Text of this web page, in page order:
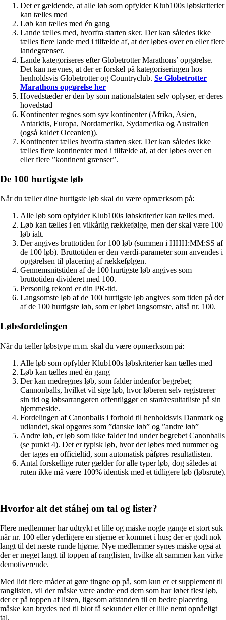
Det er gældende, at alle løb som opfylder Klub100s løbskriterier
kan tælles med
Løb kan tælles med én gang
Lande tælles med, hvorfra starten sker. Der kan således ikke
tælles flere lande med i tilfælde af, at der løbes over en eller flere
landegrænser.
Lande kategoriseres efter Globetrotter Marathons’ opgørelse.
Det kan nævnes, at der er forskel på kategoriseringen hos
henholdsvis Globetrotter og Countryclub. Se Globetrotter
Marathons opgørelse her
Hovedstæder er den by som nationalstaten selv oplyser, er deres
hovedstad
Kontinenter regnes som syv kontinenter (Afrika, Asien,
Antarktis, Europa, Nordamerika, Sydamerika og Australien
(også kaldet Oceanien)).
Kontinenter tælles hvorfra starten sker. Der kan således ikke
tælles flere kontinenter med i tilfælde af, at der løbes over en
eller flere ”kontinent grænser”.
De 100 hurtigste løb
Når du tæller dine hurtigste løb skal du være opmærksom på:
Alle løb som opfylder Klub100s løbskriterier kan tælles med.
Løb kan tælles i en vilkårlig rækkefølge, men der skal være 100
løb ialt.
Der angives bruttotiden for 100 løb (summen i HHH:MM:SS af
de 100 løb). Bruttotiden er den værdi-parameter som anvendes i
opgørelsen til placering af rækkefølgen.
Gennemsnitstiden af de 100 hurtigste løb angives som
bruttotiden divideret med 100.
Personlig rekord er din PR-tid.
Langsomste løb af de 100 hurtigste løb angives som tiden på det
af de 100 hurtigste løb, som er løbet langsomste, altså nr. 100.
Løbsfordelingen
Når du tæller løbstype m.m. skal du være opmærksom på:
Alle løb som opfylder Klub100s løbskriterier kan tælles med
Løb kan tælles med én gang
Der kan medregnes løb, som falder indenfor begrebet;
Cannonballs, hvilket vil sige løb, hvor løberen selv registrerer
sin tid og løbsarrangøren offentliggør en start/resultatliste på sin
hjemmeside.
Fordelingen af Canonballs i forhold til henholdsvis Danmark og
udlandet, skal opgøres som ”danske løb” og ”andre løb”
Andre løb, er løb som ikke falder ind under begrebet Canonballs
(se punkt 4). Det er typisk løb, hvor der løbes med nummer og
der tages en officieltid, som automatisk påføres resultatlisten.
Antal forskellige ruter gælder for alle typer løb, dog således at
ruten ikke må være 100% identisk med et tidligere løb (løbsrute).
Hvorfor alt det ståhej om tal og lister?
Flere medlemmer har udtrykt et lille og måske nogle gange et stort suk
når nr. 100 eller yderligere en stjerne er kommet i hus; der er godt nok
langt til det næste runde hjørne. Nye medlemmer synes måske også at
der er meget langt til toppen af ranglisten, hvilke alt sammen kan virke
demotiverende.
Med lidt flere måder at gøre tingne op på, som kun er et supplement til
ranglisten, vil der måske være andre end dem som har løbet flest løb,
der er på toppen af listen, ligesom afstanden til en bedre placering
måske kan brydes ned til blot få sekunder eller et lille nemt opnåeligt
tal.